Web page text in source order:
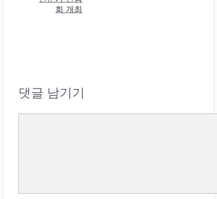
회 개최
댓글 남기기